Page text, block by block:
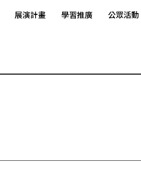
展演計畫 學習推廣 公眾活動